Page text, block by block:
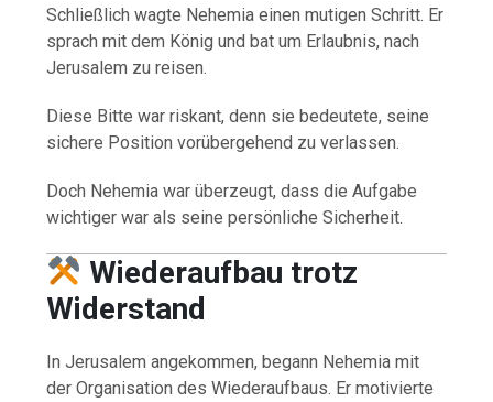
Schließlich wagte Nehemia einen mutigen Schritt. Er
sprach mit dem König und bat um Erlaubnis, nach
Jerusalem zu reisen.
Diese Bitte war riskant, denn sie bedeutete, seine
sichere Position vorübergehend zu verlassen.
Doch Nehemia war überzeugt, dass die Aufgabe
wichtiger war als seine persönliche Sicherheit.
Wiederaufbau trotz
Widerstand
In Jerusalem angekommen, begann Nehemia mit
der Organisation des Wiederaufbaus. Er motivierte